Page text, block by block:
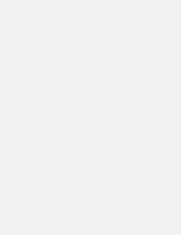
damit einverstanden, über
und eine Abmeldung ist
mit Daten finden Sie